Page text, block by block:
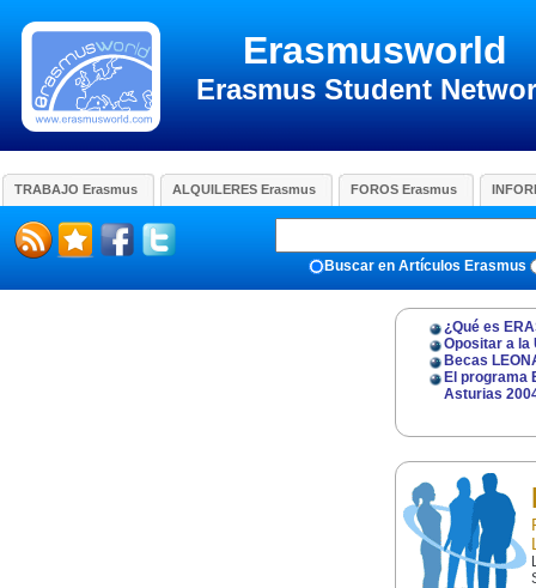
Erasmusworld
Erasmus Student
TRABAJO Erasmus ALQUILERES Erasmus FOROS Erasmus
Buscar en Artículos Erasmus
¿Qué es
Opositar a la
Becas
El programa
Asturias